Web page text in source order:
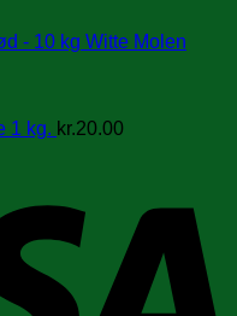
Witte Molen
1 kg. kr.20.00